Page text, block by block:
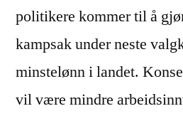
politikere kommer til å
kampsak under neste
minstelønn i landet.
vil være mindre